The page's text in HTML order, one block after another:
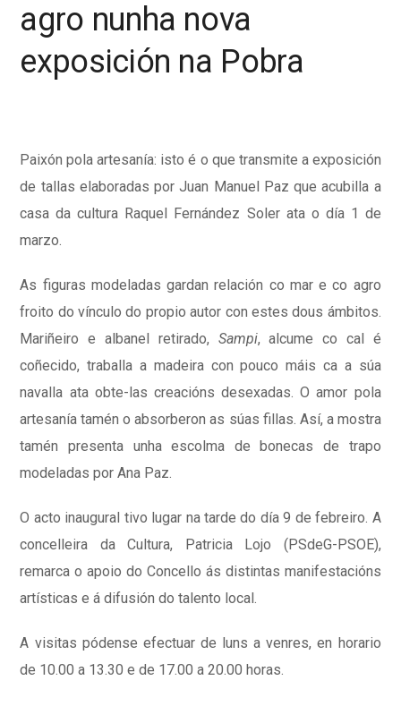
agro nunha nova
exposición na Pobra
Paixón pola artesanía: isto é o que transmite a exposición
de tallas elaboradas por Juan Manuel Paz que acubilla a
casa da cultura Raquel Fernández Soler ata o día 1 de
marzo.
As figuras modeladas gardan relación co mar e co agro
froito do vínculo do propio autor con estes dous ámbitos.
Mariñeiro e albanel retirado, Sampi, alcume co cal é
coñecido, traballa a madeira con pouco máis ca a súa
navalla ata obte-las creacións desexadas. O amor pola
artesanía tamén o absorberon as súas fillas. Así, a mostra
tamén presenta unha escolma de bonecas de trapo
modeladas por Ana Paz.
O acto inaugural tivo lugar na tarde do día 9 de febreiro. A
concelleira da Cultura, Patricia Lojo (PSdeG-PSOE),
remarca o apoio do Concello ás distintas manifestacións
artísticas e á difusión do talento local.
A visitas pódense efectuar de luns a venres, en horario
de 10.00 a 13.30 e de 17.00 a 20.00 horas.